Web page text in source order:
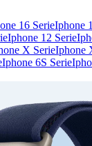
16 SerieIphone
Iphone 12 Serie
X SerieIphone
Iphone 6S Serie